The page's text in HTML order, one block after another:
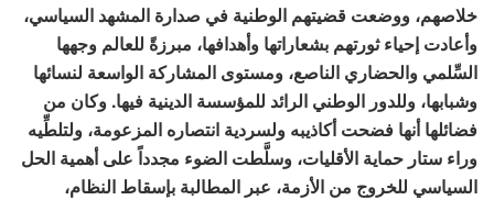
خلاصهم، ووضعت قضيتهم الوطنية في صدارة المشهد السياسي،
وأعادت إحياء ثورتهم بشعاراتها وأهدافها، مبرزةً للعالم وجهها
السِّلمي والحضاري الناصع، ومستوى المشاركة الواسعة لنسائها
وشبابها، وللدور الوطني الرائد للمؤسسة الدينية فيها. وكان من
فضائلها أنها فضحت أكاذيبه ولسردية انتصاره المزعومة، ولتلطِّيه
وراء ستار حماية الأقليات، وسلَّطت الضوء مجدداً على أهمية الحل
السياسي للخروج من الأزمة، عبر المطالبة بإسقاط النظام،